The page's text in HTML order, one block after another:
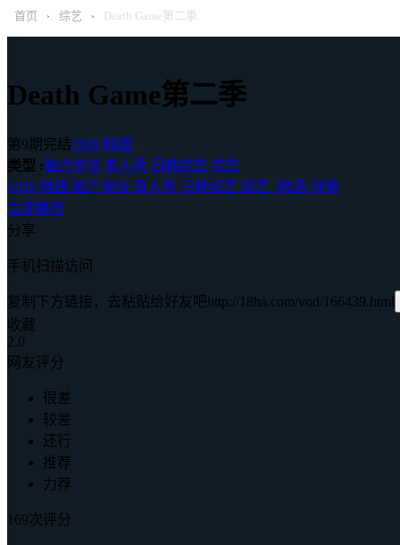
首页 › 综艺 › Death Game第二季
Death Game第二季
第9期完结2026 韩国
类型 :脑力竞技 真人秀 日韩综艺 综艺
2026·韩国 ·脑力竞技 真人秀 日韩综艺 综艺 ·韩语·详情
立即播放
分享
手机扫描访问
复制下方链接，去粘贴给好友吧http://18ha.com/vod/166439.html
收藏
2.0
网友评分
很差
较差
还行
推荐
力荐
169次评分